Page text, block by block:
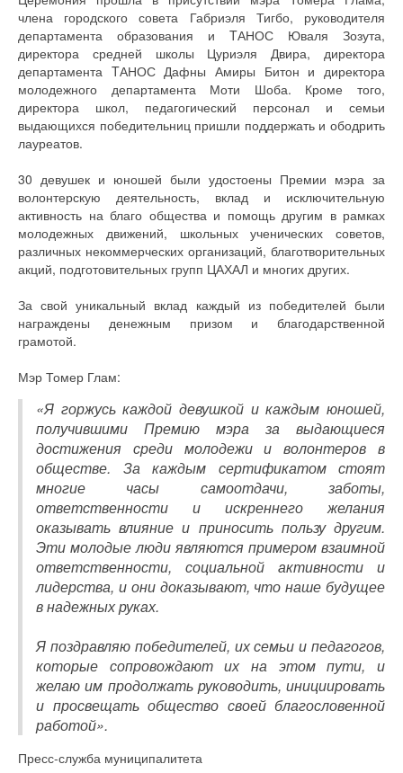
члена городского совета Габриэля Тигбо, руководителя
департамента образования и TАНОС Юваля Зозута,
директора средней школы Цуриэля Двира, директора
департамента TАНОС Дафны Амиры Битон и директора
молодежного департамента Моти Шоба. Кроме того,
директора школ, педагогический персонал и семьи
выдающихся победительниц пришли поддержать и ободрить
лауреатов.
30 девушек и юношей были удостоены Премии мэра за
волонтерскую деятельность, вклад и исключительную
активность на благо общества и помощь другим в рамках
молодежных движений, школьных ученических советов,
различных некоммерческих организаций, благотворительных
акций, подготовительных групп ЦАХАЛ и многих других.
За свой уникальный вклад каждый из победителей были
награждены денежным призом и благодарственной
грамотой.
Мэр Томер Глам:
«Я горжусь каждой девушкой и каждым юношей,
получившими Премию мэра за выдающиеся
достижения среди молодежи и волонтеров в
обществе. За каждым сертификатом стоят
многие часы самоотдачи, заботы,
ответственности и искреннего желания
оказывать влияние и приносить пользу другим.
Эти молодые люди являются примером взаимной
ответственности, социальной активности и
лидерства, и они доказывают, что наше будущее
в надежных руках.
Я поздравляю победителей, их семьи и педагогов,
которые сопровождают их на этом пути, и
желаю им продолжать руководить, инициировать
и просвещать общество своей благословенной
работой».
Пресс-служба муниципалитета